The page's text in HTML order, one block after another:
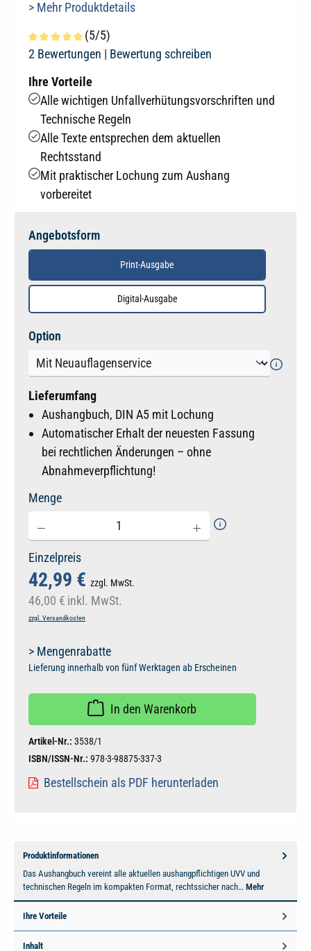
> Mehr Produktdetails
Durchschnittliche Bewertung von 5 von 5 Sternen
(5/5)
2 Bewertungen | Bewertung schreiben
Ihre Vorteile
Alle wichtigen Unfallverhütungsvorschriften und
Technische Regeln
Alle Texte entsprechen dem aktuellen
Rechtsstand
Mit praktischer Lochung zum Aushang
vorbereitet
Angebotsform
Print-Ausgabe
Digital-Ausgabe
Option
Lieferumfang
Aushangbuch, DIN A5 mit Lochung
Automatischer Erhalt der neuesten Fassung
bei rechtlichen Änderungen – ohne
Abnahmeverpflichtung!
Menge
Einzelpreis
42,99 € zzgl. MwSt.
46,00 € inkl. MwSt.
zzgl. Versandkosten
> Mengenrabatte
Lieferung innerhalb von fünf Werktagen ab Erscheinen
In den Warenkorb
Artikel-Nr.: 3538/1
ISBN/ISSN-Nr.: 978-3-98875-337-3
Bestellschein als PDF herunterladen
Produktinformationen
Das Aushangbuch vereint alle aktuellen aushangpflichtigen UVV und
technischen Regeln im kompakten Format, rechtssicher nach… Mehr
Ihre Vorteile
Inhalt